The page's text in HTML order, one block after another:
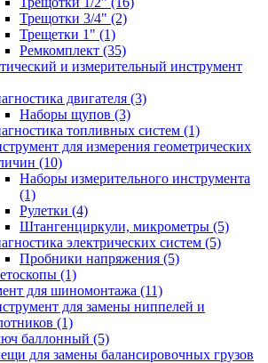
Трещотки 3/4" (2)
Трещетки 1" (1)
Ремкомплект (35)
и измерительный инструмент
двигателя (3)
Наборы щупов (3)
топливных систем (1)
для измерения геометрических
(10)
Наборы измерительного инструмента
(1)
Рулетки (4)
Штангенциркули, микрометры (5)
электрических систем (5)
Пробники напряжения (5)
(1)
для шиномонтажа (11)
для замены ниппелей и
(1)
баллонный (5)
для замены балансировочных грузов